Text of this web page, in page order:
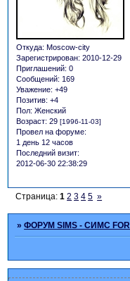
Откуда: Moscow-city
Зарегистрирован: 2010-12-29
Приглашений: 0
Сообщений: 169
Уважение: +49
Позитив: +4
Пол: Женский
Возраст: 29 [1996-11-03]
Провел на форуме:
1 день 12 часов
Последний визит:
2012-06-30 22:38:29
Страница:1 2 3 4 5 »
»ФОРУМ SIMS - СИМС